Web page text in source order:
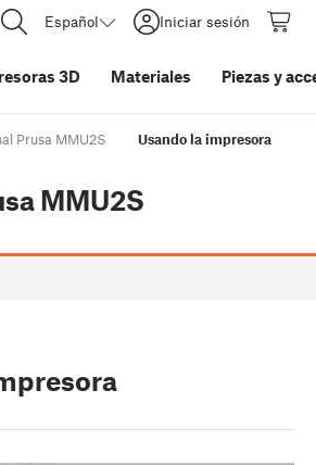
Español Iniciar sesión
3D Materiales Piezas y
Prusa MMU2S Usando la impresora
MMU2S